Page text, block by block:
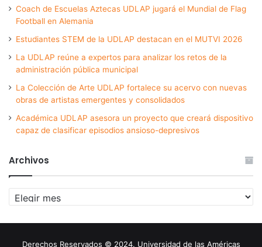
Coach de Escuelas Aztecas UDLAP jugará el Mundial de Flag
Football en Alemania
Estudiantes STEM de la UDLAP destacan en el MUTVI 2026
La UDLAP reúne a expertos para analizar los retos de la
administración pública municipal
La Colección de Arte UDLAP fortalece su acervo con nuevas
obras de artistas emergentes y consolidados
Académica UDLAP asesora un proyecto que creará dispositivo
capaz de clasificar episodios ansioso-depresivos
Archivos
Archivos
Derechos Reservados © 2024. Universidad de las Américas